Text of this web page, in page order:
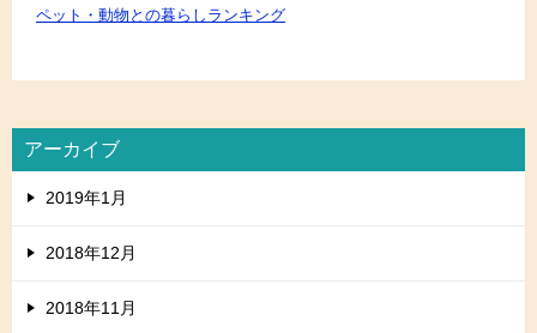
ペット・動物との暮らしランキング
アーカイブ
2019年1月
2018年12月
2018年11月